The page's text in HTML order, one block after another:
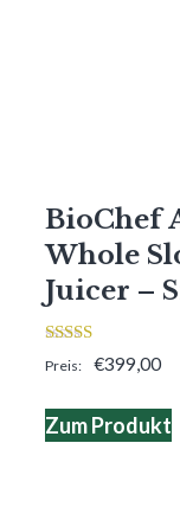
BioChef
Whole
Juicer –
3.00
von 5
€399,00
Zum Produkt